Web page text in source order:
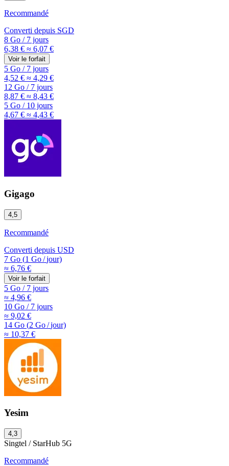
Recommandé
Converti depuis SGD
8 Go /7 jours
6,38 € ≈ 6,07 €
Voir le forfait
5 Go /7 jours
4,52 € ≈ 4,29 €
12 Go /7 jours
8,87 € ≈ 8,43 €
5 Go /10 jours
4,67 € ≈ 4,43 €
Gigago
4,5
Recommandé
Converti depuis USD
7 Go (1 Go/jour)
≈ 6,76 €
Voir le forfait
5 Go /7 jours
≈ 4,96 €
10 Go /7 jours
≈ 9,02 €
14 Go (2 Go/jour)
≈ 10,37 €
Yesim
4,3
Singtel / StarHub 5G
Recommandé